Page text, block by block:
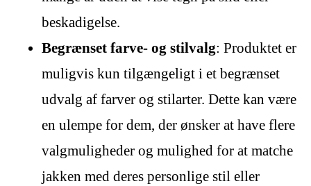
beskadigelse.
Begrænset farve- og stilvalg: Produktet er
muligvis kun tilgængeligt i et begrænset
udvalg af farver og stilarter. Dette kan være
en ulempe for dem, der ønsker at have flere
valgmuligheder og mulighed for at matche
jakken med deres personlige stil eller